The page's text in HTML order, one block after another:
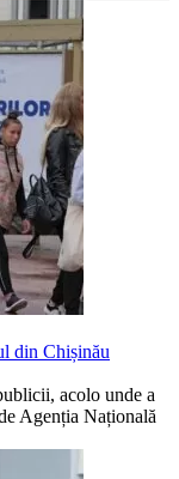
din Chișinău
acolo unde a
Agenția Națională